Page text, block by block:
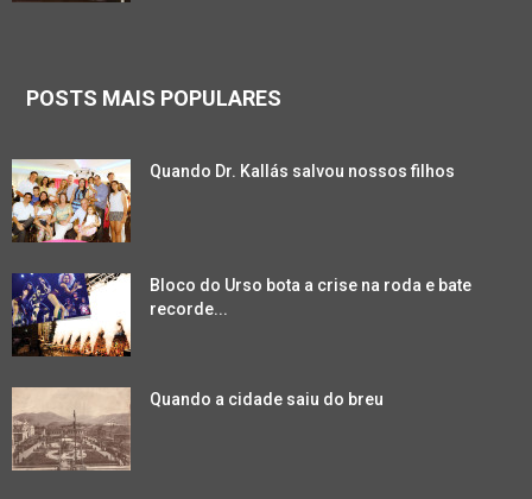
POSTS MAIS POPULARES
Quando Dr. Kallás salvou nossos filhos
Bloco do Urso bota a crise na roda e bate
recorde...
Quando a cidade saiu do breu